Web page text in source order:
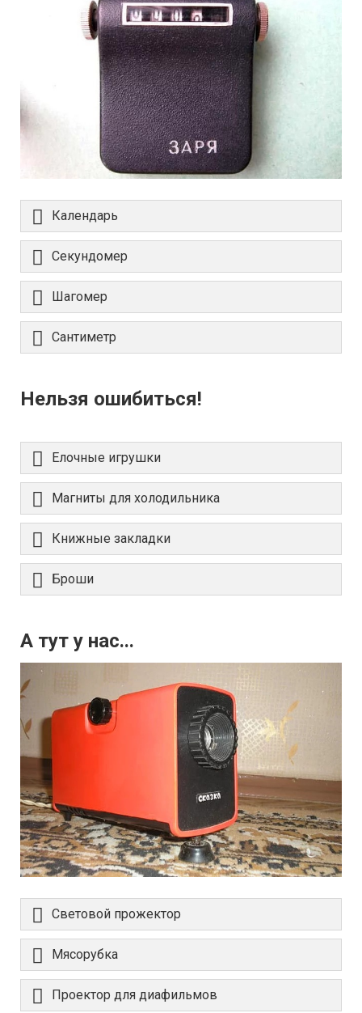
Календарь
Секундомер
Шагомер
Сантиметр
Нельзя ошибиться!
Елочные игрушки
Магниты для холодильника
Книжные закладки
Броши
А тут у нас...
Световой прожектор
Мясорубка
Проектор для диафильмов